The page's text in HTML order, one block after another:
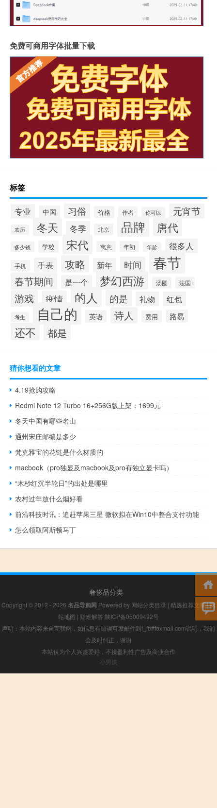
免费可商用字体批量下载
标签
专业 中国 习俗 价格 作者 你可以 元宵节
农历 冬天 冬季 北京 品牌 唐代
多少钱 学校 宋代 寓意 年初 年龄 很多人
手机 手表 攻略 新年 时间 春节
春节期间 是一个 梦幻西游 汤圆 法国
游戏 疫情 的人 的是 礼物 红包
考生 自己的 英语 诗人 费用 路易
还不 都是
猜你想看的文章
4.19抢购攻略
Redmi Note 12 Turbo 16+256G版上架：1699元
冬天中国有哪些名山
通州宋庄邮编是多少
梵克雅宝的花链是什么材质的
macbook（pro独显及macbook及pro有独立显卡吗）
“木杪红沉半轮日”的出处是哪里
农村过年放什么烟好看
前沿科技时讯：追赶苹果三星 微软拟在Win10中整合支付功能
怎么领取阿斯顿马丁
奢侈品分类
Copyright © 2012 - 2026 名品导购网 Powered by 网站分类目录 | 精选推荐文章|网
站地图 | 疑难解答 陕ICP备05009492号
声明：本站内容来自互联网，如信息有错误可发邮件到f_fb#foxmail.com说明，我们
会及时纠正，谢谢
本站仅为个人兴趣爱好，不接盈利性广告及商业合作
小男孩